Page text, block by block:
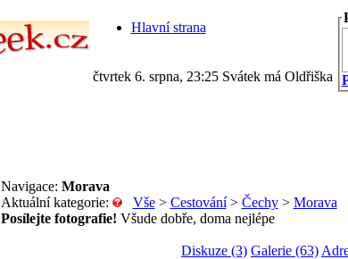
Hlavní strana
čtvrtek 6. srpna, 23:25 Svátek má Oldřiška
Navigace: Morava
Aktuální kategorie:
Vše> Cestování> Čechy> Morava
Posílejte fotografie! Všude dobře, doma nejlépe
Diskuze (3) Galerie (63)